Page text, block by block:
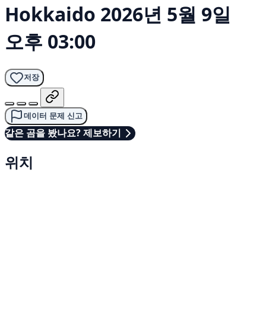
Hokkaido 2026년 5월 9일
오후 03:00
저장
데이터 문제 신고
같은 곰을 봤나요? 제보하기
위치